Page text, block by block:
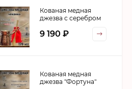
Кованая медная
джезва с серебром
ЧЕКАНКА 170 мл
9 190 ₽
Кованая медная
джезва "Фортуна"